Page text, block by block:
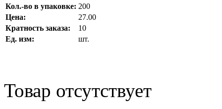
Кол.-во в упаковке: 200
Цена:
27.00
Кратность заказа:
10
Ед. изм:
шт.
Товар отсутствует